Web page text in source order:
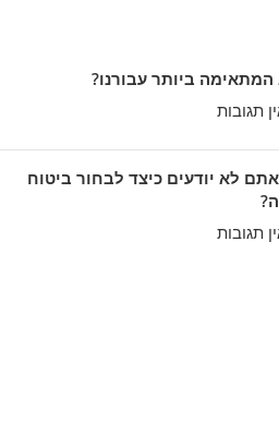
המתאימה ביותר עבורנו?
תגובות
לא יודעים כיצד לבחור ביטוח
תגובות